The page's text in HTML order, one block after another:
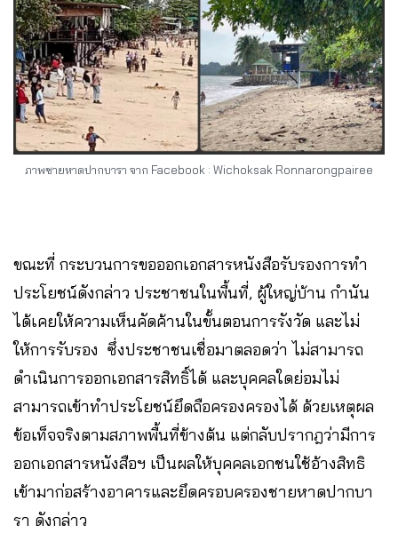
ภาพชายหาดปากบารา จาก Facebook : Wichoksak Ronnarongpairee
ขณะที่ กระบวนการขอออกเอกสารหนังสือรับรองการทำ
ประโยชน์ดังกล่าว ประชาชนในพื้นที่, ผู้ใหญ่บ้าน กำนัน
ได้เคยให้ความเห็นคัดค้านในขั้นตอนการรังวัด และไม่
ให้การรับรอง ซึ่งประชาชนเชื่อมาตลอดว่า ไม่สามารถ
ดำเนินการออกเอกสารสิทธิ์ได้ และบุคคลใดย่อมไม่
สามารถเข้าทำประโยชน์ยึดถือครองครองได้ ด้วยเหตุผล
ข้อเท็จจริงตามสภาพพื้นที่ข้างต้น แต่กลับปรากฎว่ามีการ
ออกเอกสารหนังสือฯ เป็นผลให้บุคคลเอกชนใช้อ้างสิทธิ
เข้ามาก่อสร้างอาคารและยึดครอบครองชายหาดปากบา
รา ดังกล่าว